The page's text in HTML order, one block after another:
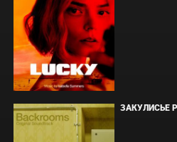
ЗАКУЛИСЬЕ